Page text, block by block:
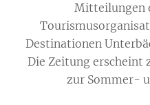
Mitteilungen
Destinationen
Die Zeitung erscheint
zur Sommer-